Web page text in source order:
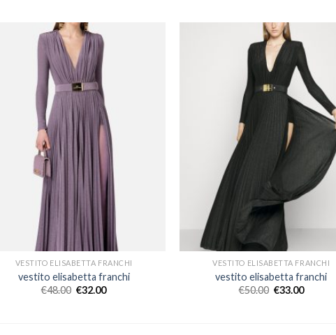
VESTITO ELISABETTA FRANCHI
vestito elisabetta franchi
€48.00 €32.00
VESTITO ELISABETTA FRANCHI
vestito elisabetta franchi
€50.00 €33.00